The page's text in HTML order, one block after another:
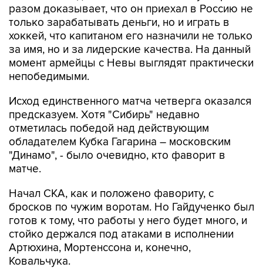
разом доказывает, что он приехал в Россию не
только зарабатывать деньги, но и играть в
хоккей, что капитаном его назначили не только
за имя, но и за лидерские качества. На данный
момент армейцы с Невы выглядят практически
непобедимыми.
Исход единственного матча четверга оказался
предсказуем. Хотя "Сибирь" недавно
отметилась победой над действующим
обладателем Кубка Гагарина – московским
"Динамо", - было очевидно, кто фаворит в
матче.
Начал СКА, как и положено фавориту, с
бросков по чужим воротам. Но Гайдученко был
готов к тому, что работы у него будет много, и
стойко держался под атаками в исполнении
Артюхина, Мортенссона и, конечно,
Ковальчука.